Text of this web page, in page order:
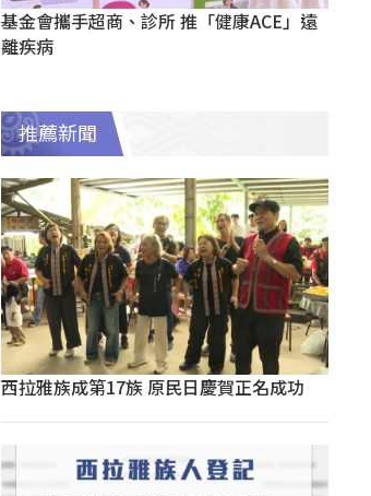
基金會攜手超商、診所 推「健康ACE」遠
離疾病
推薦新聞
西拉雅族成第17族 原民日慶賀正名成功